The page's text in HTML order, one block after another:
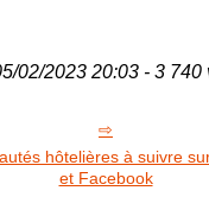
02/2023 20:03 - 3 740
hôtelières à suivre
et Facebook